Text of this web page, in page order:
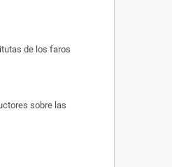
de los faros
sobre las